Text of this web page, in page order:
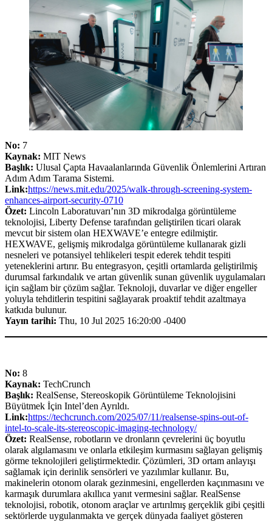
No: 7
Kaynak: MIT News
Başlık: Ulusal Çapta Havaalanlarında Güvenlik Önlemlerini Artıran
Adım Adım Tarama Sistemi.
Link:https://news.mit.edu/2025/walk-through-screening-system-
enhances-airport-security-0710
Özet: Lincoln Laboratuvarı’nın 3D mikrodalga görüntüleme
teknolojisi, Liberty Defense tarafından geliştirilen ticari olarak
mevcut bir sistem olan HEXWAVE’e entegre edilmiştir.
HEXWAVE, gelişmiş mikrodalga görüntüleme kullanarak gizli
nesneleri ve potansiyel tehlikeleri tespit ederek tehdit tespiti
yeteneklerini artırır. Bu entegrasyon, çeşitli ortamlarda geliştirilmiş
durumsal farkındalık ve artan güvenlik sunan güvenlik uygulamaları
için sağlam bir çözüm sağlar. Teknoloji, duvarlar ve diğer engeller
yoluyla tehditlerin tespitini sağlayarak proaktif tehdit azaltmaya
katkıda bulunur.
Yayın tarihi: Thu, 10 Jul 2025 16:20:00 -0400
No: 8
Kaynak: TechCrunch
Başlık: RealSense, Stereoskopik Görüntüleme Teknolojisini
Büyütmek İçin Intel’den Ayrıldı.
Link:https://techcrunch.com/2025/07/11/realsense-spins-out-of-
intel-to-scale-its-stereoscopic-imaging-technology/
Özet: RealSense, robotların ve dronların çevrelerini üç boyutlu
olarak algılamasını ve onlarla etkileşim kurmasını sağlayan gelişmiş
görme teknolojileri geliştirmektedir. Çözümleri, 3D ortam anlayışı
sağlamak için derinlik sensörleri ve yazılımlar kullanır. Bu,
makinelerin otonom olarak gezinmesini, engellerden kaçınmasını ve
karmaşık durumlara akıllıca yanıt vermesini sağlar. RealSense
teknolojisi, robotik, otonom araçlar ve artırılmış gerçeklik gibi çeşitli
sektörlerde uygulanmakta ve gerçek dünyada faaliyet gösteren